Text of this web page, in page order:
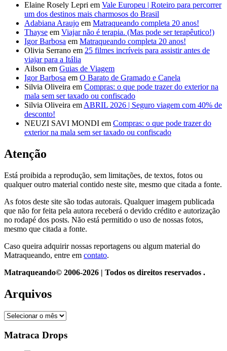
Elaine Rosely Lepri em Vale Europeu | Roteiro para percorrer
um dos destinos mais charmosos do Brasil
Adabiana Araujo em Matraqueando completa 20 anos!
Thayse em Viajar não é terapia. (Mas pode ser terapêutico!)
Igor Barbosa em Matraqueando completa 20 anos!
Olivia Serrano em 25 filmes incríveis para assistir antes de
viajar para a Itália
Ailson em Guias de Viagem
Igor Barbosa em O Barato de Gramado e Canela
Silvia Oliveira em Compras: o que pode trazer do exterior na
mala sem ser taxado ou confiscado
Silvia Oliveira em ABRIL 2026 | Seguro viagem com 40% de
desconto!
NEUZI SAVI MONDI em Compras: o que pode trazer do
exterior na mala sem ser taxado ou confiscado
Atenção
Está proibida a reprodução, sem limitações, de textos, fotos ou
qualquer outro material contido neste site, mesmo que citada a fonte.
As fotos deste site são todas autorais. Qualquer imagem publicada
que não for feita pela autora receberá o devido crédito e autorização
no rodapé dos posts. Não está permitido o uso de nossas fotos,
mesmo que citada a fonte.
Caso queira adquirir nossas reportagens ou algum material do
Matraqueando, entre em contato.
Matraqueando© 2006-2026 | Todos os direitos reservados .
Arquivos
Arquivos
Matraca Drops